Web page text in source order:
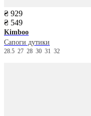
₴ 929
₴ 549
Kimboo
Сапоги дутики
28.5 27 28 30 31 32